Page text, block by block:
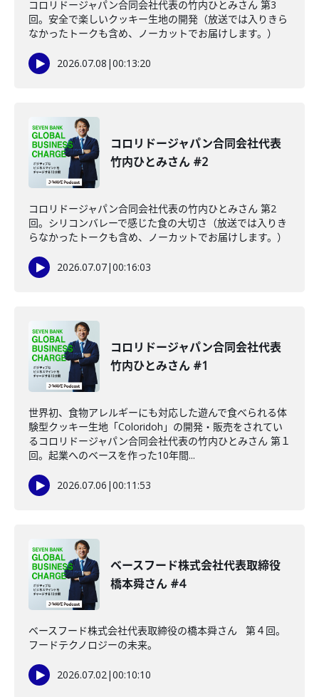
コロリドージャパン合同会社代表の竹内ひとみさん 第3
回。安全で楽しいクッキー生地の開発（放送では入りきら
なかったトークも含め、ノーカットでお届けします。）
2026.07.08 |00:13:20
コロリドージャパン合同会社代表
竹内ひとみさん #2
コロリドージャパン合同会社代表の竹内ひとみさん 第2
回。シリコンバレーで感じた食の大切さ（放送では入りき
らなかったトークも含め、ノーカットでお届けします。）
2026.07.07|00:16:03
コロリドージャパン合同会社代表
竹内ひとみさん #1
世界初、食物アレルギーにも対応した遊んで食べられる体
験型クッキー生地「Coloridoh」の開発・販売をされてい
るコロリドージャパン合同会社代表の竹内ひとみさん 第１
回。起業へのベースを作った10年間...
2026.07.06 |00:11:53
ベースフード株式会社代表取締役
橋本舜さん #4
ベースフード株式会社代表取締役の橋本舜さん 第４回。
フードテクノロジーの未来。
2026.07.02|00:10:10